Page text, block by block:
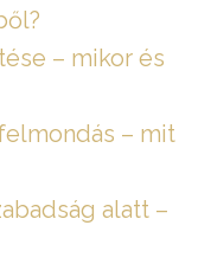
– mikor és
– mit
alatt –